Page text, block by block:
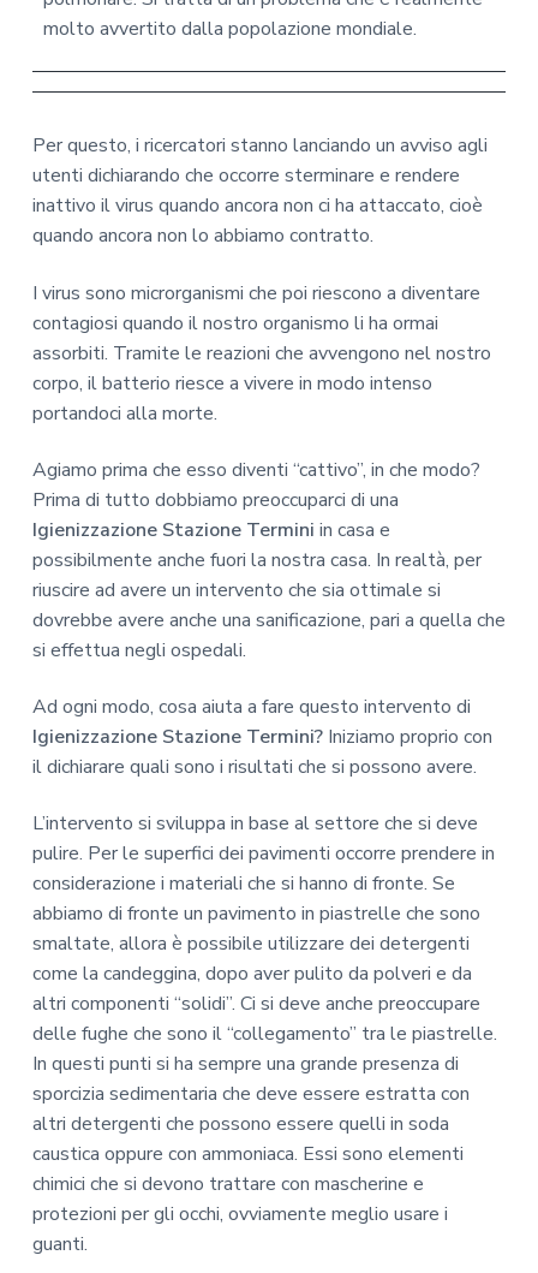
molto avvertito dalla popolazione mondiale.
Per questo, i ricercatori stanno lanciando un avviso agli
utenti dichiarando che occorre sterminare e rendere
inattivo il virus quando ancora non ci ha attaccato, cioè
quando ancora non lo abbiamo contratto.
I virus sono microrganismi che poi riescono a diventare
contagiosi quando il nostro organismo li ha ormai
assorbiti. Tramite le reazioni che avvengono nel nostro
corpo, il batterio riesce a vivere in modo intenso
portandoci alla morte.
Agiamo prima che esso diventi “cattivo”, in che modo?
Prima di tutto dobbiamo preoccuparci di una
Igienizzazione Stazione Termini in casa e
possibilmente anche fuori la nostra casa. In realtà, per
riuscire ad avere un intervento che sia ottimale si
dovrebbe avere anche una sanificazione, pari a quella che
si effettua negli ospedali.
Ad ogni modo, cosa aiuta a fare questo intervento di
Igienizzazione Stazione Termini? Iniziamo proprio con
il dichiarare quali sono i risultati che si possono avere.
L’intervento si sviluppa in base al settore che si deve
pulire. Per le superfici dei pavimenti occorre prendere in
considerazione i materiali che si hanno di fronte. Se
abbiamo di fronte un pavimento in piastrelle che sono
smaltate, allora è possibile utilizzare dei detergenti
come la candeggina, dopo aver pulito da polveri e da
altri componenti “solidi”. Ci si deve anche preoccupare
delle fughe che sono il “collegamento” tra le piastrelle.
In questi punti si ha sempre una grande presenza di
sporcizia sedimentaria che deve essere estratta con
altri detergenti che possono essere quelli in soda
caustica oppure con ammoniaca. Essi sono elementi
chimici che si devono trattare con mascherine e
protezioni per gli occhi, ovviamente meglio usare i
guanti.